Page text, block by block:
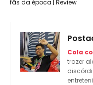
fãs da época | Review
Cola
trazer